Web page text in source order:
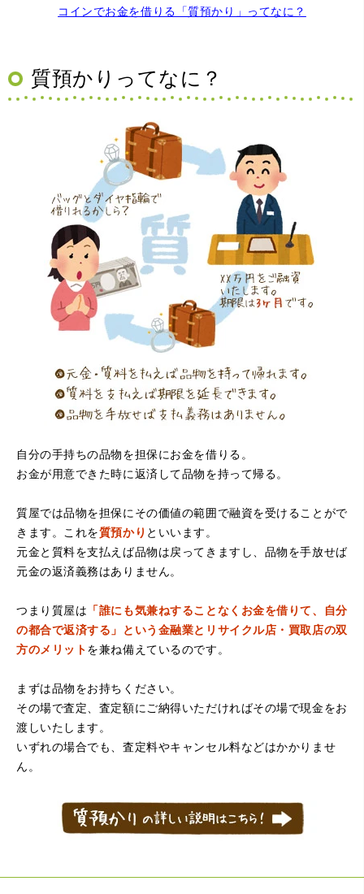
コインでお金を借りる「質預かり」ってなに？
質預かりってなに？
自分の手持ちの品物を担保にお金を借りる。
お金が用意できた時に返済して品物を持って帰る。
質屋では品物を担保にその価値の範囲で融資を受けることがで
きます。これを質預かり といいます。
元金と質料を支払えば品物は戻ってきますし、品物を手放せば
元金の返済義務はありません。
つまり質屋は 「誰にも気兼ねすることなくお金を借りて、自分
の都合で返済する」という金融業とリサイクル店・買取店の双
方のメリットを兼ね備えているのです。
まずは品物をお持ちください。
その場で査定、査定額にご納得いただければその場で現金をお
渡しいたします。
いずれの場合でも、査定料やキャンセル料などはかかりませ
ん。